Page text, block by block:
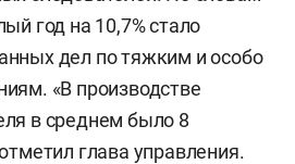
год на 10,7% стало
дел по тяжким и особо
«В производстве
в среднем было 8
глава управления.